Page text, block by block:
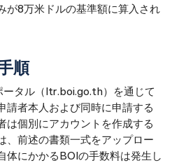
が8万米ドルの基準額に算入され
順
ータル（ltr.boi.go.th）を通じて
請者本人および同時に申請する
は個別にアカウントを作成する
、前述の書類一式をアップロー
体にかかるBOIの手数料は発生し